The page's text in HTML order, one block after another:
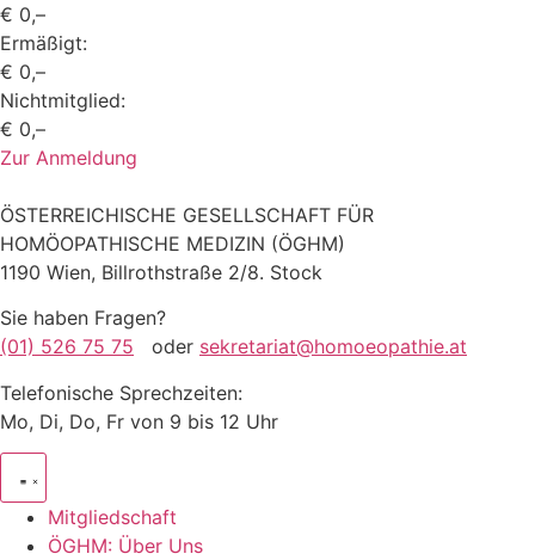
€ 0,–
Ermäßigt:
€ 0,–
Nichtmitglied:
€ 0,–
Zur Anmeldung
ÖSTERREICHISCHE GESELLSCHAFT FÜR
HOMÖOPATHISCHE MEDIZIN (ÖGHM)
1190 Wien, Billrothstraße 2/8. Stock
Sie haben Fragen?
(01) 526 75 75 oder sekretariat@homoeopathie.at
Telefonische Sprechzeiten:
Mo, Di, Do, Fr von 9 bis 12 Uhr
Mitgliedschaft
ÖGHM: Über Uns